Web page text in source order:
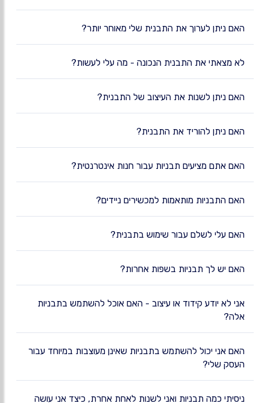
האם ניתן לערוך את התבנית שלי מאוחר יותר?
לא מצאתי את התבנית הנכונה - מה עלי לעשות?
האם ניתן לשנות את העיצוב של התבנית?
האם ניתן להוריד את התבנית?
האם אתם מציעים תבניות עבור חנות אינטרנטית?
האם התבניות מותאמות למכשירים ניידים?
האם עלי לשלם עבור שימוש בתבנית?
האם יש לך תבניות בשפות אחרות?
אני לא יודע קידוד או עיצוב - האם אוכל להשתמש בתבניות
אלה?
האם אני יכול להשתמש בתבניות שאינן מעוצבות במיוחד עבור
העסק שלי?
ניסיתי כמה תבניות ואני לשנות לאחת אחרת, כיצד אני עושה